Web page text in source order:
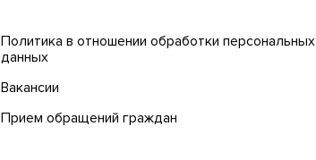
Политика в отношении обработки персональных
данных
Вакансии
Прием обращений граждан